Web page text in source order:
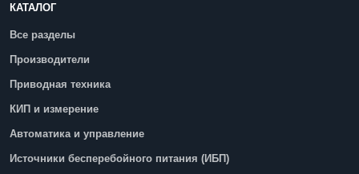
КАТАЛОГ
Все разделы
Производители
Приводная техника
КИП и измерение
Автоматика и управление
Источники бесперебойного питания (ИБП)